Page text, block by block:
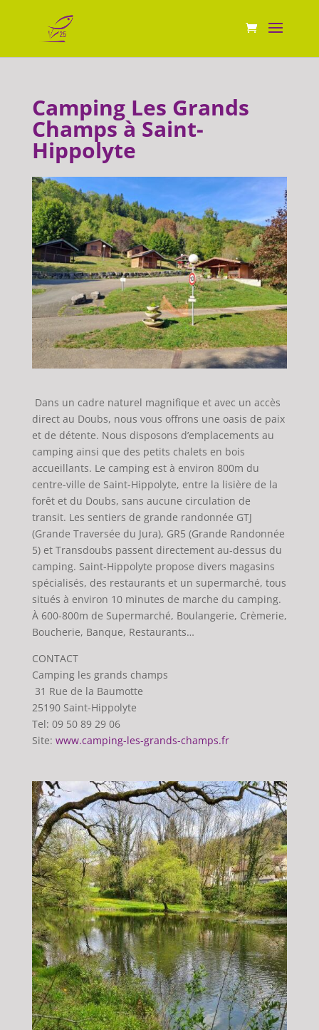
Camping Les Grands
Champs à Saint-
Hippolyte
Dans un cadre naturel magnifique et avec un accès
direct au Doubs, nous vous offrons une oasis de paix
et de détente. Nous disposons d’emplacements au
camping ainsi que des petits chalets en bois
accueillants. Le camping est à environ 800m du
centre-ville de Saint-Hippolyte, entre la lisière de la
forêt et du Doubs, sans aucune circulation de
transit. Les sentiers de grande randonnée GTJ
(Grande Traversée du Jura), GR5 (Grande Randonnée
5) et Transdoubs passent directement au-dessus du
camping. Saint-Hippolyte propose divers magasins
spécialisés, des restaurants et un supermarché, tous
situés à environ 10 minutes de marche du camping.
À 600-800m de Supermarché, Boulangerie, Crèmerie,
Boucherie, Banque, Restaurants…
CONTACT
Camping les grands champs
31 Rue de la Baumotte
25190 Saint-Hippolyte
Tel: 09 50 89 29 06
Site: www.camping-les-grands-champs.fr